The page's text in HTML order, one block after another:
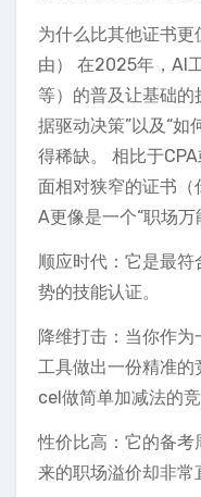
为什么比其他证书
由） 在2025年，AI
等）的普及让基础的
据驱动决策”以及“如
得稀缺。 相比于
面相对狭窄的证书（
A更像是一个“职场万
顺应时代：它是最
势的技能认证。
降维打击：当你作
工具做出一份精准的
cel做简单加减法的
性价比高：它的备考
来的职场溢价却非常